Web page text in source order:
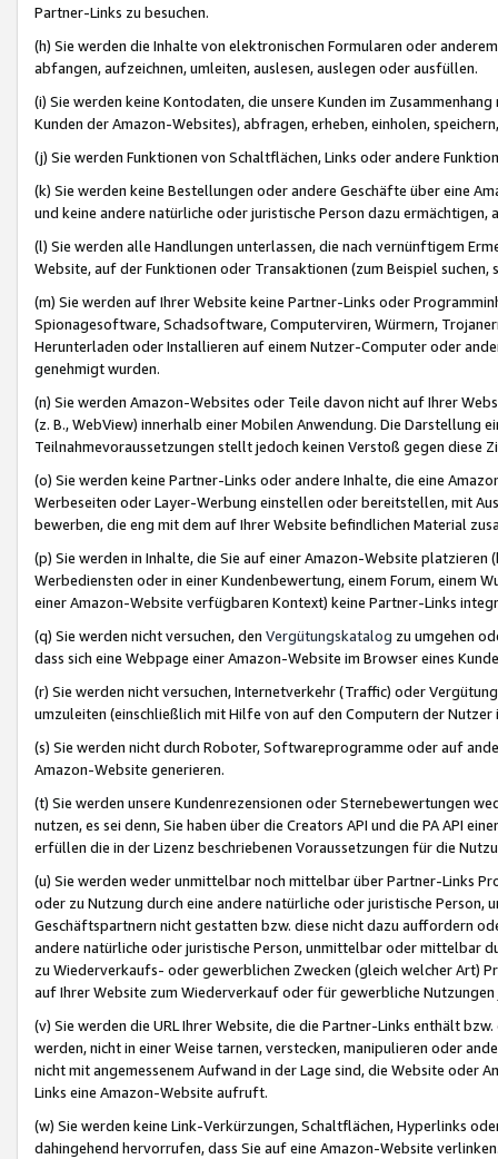
Partner-Links zu besuchen.
(h) Sie werden die Inhalte von elektronischen Formularen oder
abfangen, aufzeichnen, umleiten, auslesen, auslegen oder ausfüllen.
(i) Sie werden keine Kontodaten, die unsere Kunden im
Kunden der Amazon-Websites), abfragen, erheben, einholen,
(j) Sie werden Funktionen von Schaltflächen, Links oder andere
(k) Sie werden keine Bestellungen oder andere Geschäfte über eine
und keine andere natürliche oder juristische Person dazu
(l) Sie werden alle Handlungen unterlassen, die nach vernünftigem
Website, auf der Funktionen oder Transaktionen (zum Beispiel
(m) Sie werden auf Ihrer Website keine Partner-Links oder
Spionagesoftware, Schadsoftware, Computerviren, Würmern,
Herunterladen oder Installieren auf einem Nutzer-Computer oder
genehmigt wurden.
(n) Sie werden Amazon-Websites oder Teile davon nicht auf Ihrer
(z. B., WebView) innerhalb einer Mobilen Anwendung. Die Darstellung
Teilnahmevoraussetzungen stellt jedoch keinen Verstoß gegen diese
(o) Sie werden keine Partner-Links oder andere Inhalte, die eine
Werbeseiten oder Layer-Werbung einstellen oder bereitstellen, mit
bewerben, die eng mit dem auf Ihrer Website befindlichen Material
(p) Sie werden in Inhalte, die Sie auf einer Amazon-Website
Werbediensten oder in einer Kundenbewertung, einem Forum, einem
einer Amazon-Website verfügbaren Kontext) keine Partner-Links
(q) Sie werden nicht versuchen, den Vergütungskatalog zu umgehen
dass sich eine Webpage einer Amazon-Website im Browser eines
(r) Sie werden nicht versuchen, Internetverkehr (Traffic) oder
umzuleiten (einschließlich mit Hilfe von auf den Computern der
(s) Sie werden nicht durch Roboter, Softwareprogramme oder auf
Amazon-Website generieren.
(t) Sie werden unsere Kundenrezensionen oder Sternebewertungen
nutzen, es sei denn, Sie haben über die Creators API und die PA API
erfüllen die in der Lizenz beschriebenen Voraussetzungen für die
(u) Sie werden weder unmittelbar noch mittelbar über Partner-Links
oder zu Nutzung durch eine andere natürliche oder juristische
Geschäftspartnern nicht gestatten bzw. diese nicht dazu auffordern
andere natürliche oder juristische Person, unmittelbar oder mittelbar
zu Wiederverkaufs- oder gewerblichen Zwecken (gleich welcher Art)
auf Ihrer Website zum Wiederverkauf oder für gewerbliche
(v) Sie werden die URL Ihrer Website, die die Partner-Links enthält
werden, nicht in einer Weise tarnen, verstecken, manipulieren oder
nicht mit angemessenem Aufwand in der Lage sind, die Website oder
Links eine Amazon-Website aufruft.
(w) Sie werden keine Link-Verkürzungen, Schaltflächen, Hyperlinks
dahingehend hervorrufen, dass Sie auf eine Amazon-Website